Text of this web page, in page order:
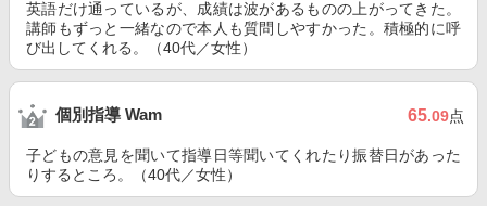
英語だけ通っているが、成績は波があるものの上がってきた。
講師もずっと一緒なので本人も質問しやすかった。積極的に呼
び出してくれる。（40代／女性）
個別指導 Wam 65.09点
子どもの意見を聞いて指導日等聞いてくれたり振替日があった
りするところ。（40代／女性）